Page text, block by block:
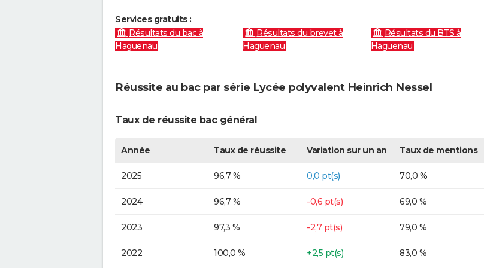
Services gratuits :
Résultats du bac à
Haguenau
Résultats du brevet à
Haguenau
Résultats du BTS à
Haguenau
Réussite au bac par série Lycée polyvalent Heinrich Nessel
Taux de réussite bac général
Année Taux de réussite Variation sur un an Taux de mentions
2025 96,7 % 0,0 pt(s) 70,0 %
2024 96,7 % -0,6 pt(s) 69,0 %
2023 97,3 % -2,7 pt(s) 79,0 %
2022 100,0 % +2,5 pt(s) 83,0 %